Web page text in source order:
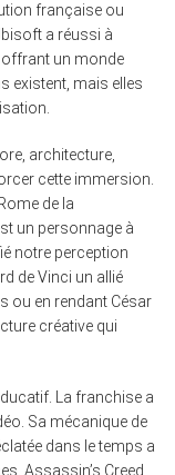
française ou
a réussi à
un monde
existent, mais elles
architecture,
cette immersion.
de la
un personnage à
notre perception
de Vinci un allié
ou en rendant César
créative qui
La franchise a
Sa mécanique de
dans le temps a
Assassin’s Creed